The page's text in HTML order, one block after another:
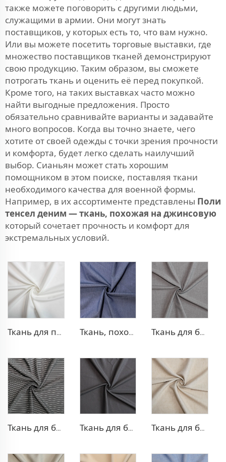
также можете поговорить с другими людьми,
служащими в армии. Они могут знать
поставщиков, у которых есть то, что вам нужно.
Или вы можете посетить торговые выставки, где
множество поставщиков тканей демонстрируют
свою продукцию. Таким образом, вы сможете
потрогать ткань и оценить её перед покупкой.
Кроме того, на таких выставках часто можно
найти выгодные предложения. Просто
обязательно сравнивайте варианты и задавайте
много вопросов. Когда вы точно знаете, чего
хотите от своей одежды с точки зрения прочности
и комфорта, будет легко сделать наилучший
выбор. Сианьян может стать хорошим
помощником в этом поиске, поставляя ткани
необходимого качества для военной формы.
Например, в их ассортименте представлены Поли
тенсел деним — ткань, похожая на джинсовую
который сочетает прочность и комфорт для
экстремальных условий.
Ткань для платья из полиэстера и вискозы с эффектом стрейч Ткань, похожая на деним, из полиэстера и вискозы Ткань для брюк TR с четырехсторонней растяжкой
Ткань для брюк в стиле TR Strip Ткань для блейзера TR с эффектом стрейч Ткань для блейзера TR, похожая на лен